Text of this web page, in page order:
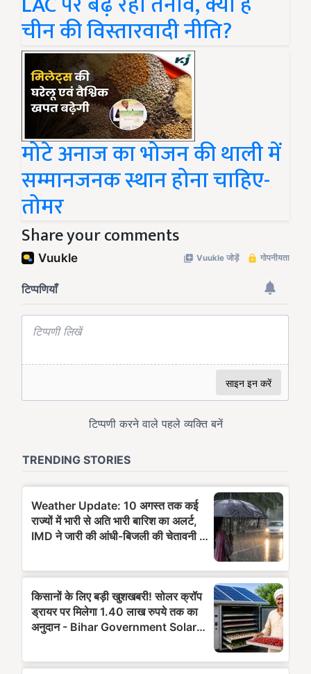
चीन की विस्तारवादी नीति?
मोटे अनाज का भोजन की थाली में
सम्मानजनक स्थान होना चाहिए-
तोमर
Share your comments